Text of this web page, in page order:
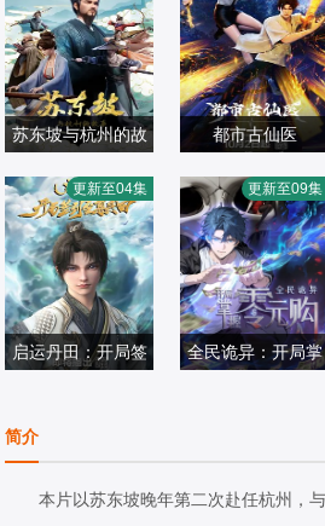
苏东坡与杭州的故
国产动漫
2026/中国大陆
都市古仙医
国产动漫
2024/中国大陆
启运丹田：开局签
国产动漫
2025/中国大陆
更新至04集
全民诡异：开局掌
2025/大陆
更新至09集
简介
本片以苏东坡晚年第二次赴任杭州，与